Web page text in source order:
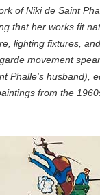
of Niki de Saint
that her works fit
lighting fixtures,
movement
Phalle's husband),
from the